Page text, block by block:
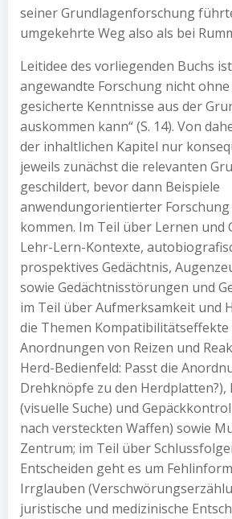
seiner Grundlagenforschung
umgekehrte Weg also als bei
Leitidee des vorliegenden Buchs
angewandte Forschung nicht
gesicherte Kenntnisse aus der
auskommen kann“ (S. 14). Von
der inhaltlichen Kapitel nur
jeweils zunächst die relevanten
geschildert, bevor dann Beispiele
anwendungorientierter Forschung
kommen. Im Teil über Lernen und
Lehr-Lern-Kontexte,
prospektives Gedächtnis,
sowie Gedächtnisstörungen und
im Teil über Aufmerksamkeit und
die Themen Kompatibilitätseffekte
Anordnungen von Reizen und
Herd-Bedienfeld: Passt die
Drehknöpfe zu den Herdplatten?),
(visuelle Suche) und
nach versteckten Waffen) sowie
Zentrum; im Teil über
Entscheiden geht es um
Irrglauben
juristische und medizinische